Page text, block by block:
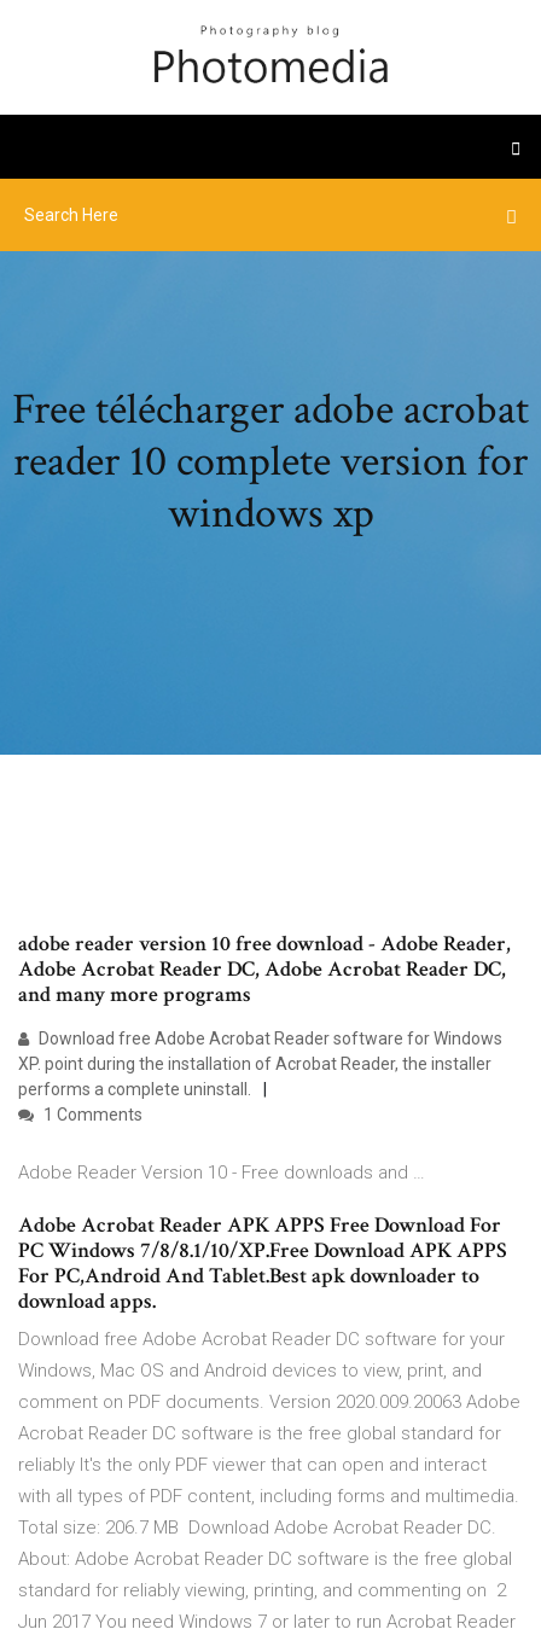
Free télécharger adobe acrobat
reader 10 complete version for
windows xp
adobe reader version 10 free download - Adobe Reader,
Adobe Acrobat Reader DC, Adobe Acrobat Reader DC,
and many more programs
Download free Adobe Acrobat Reader software for Windows
XP. point during the installation of Acrobat Reader, the installer
performs a complete uninstall.
1 Comments
Adobe Reader Version 10 - Free downloads and …
Adobe Acrobat Reader APK APPS Free Download For
PC Windows 7/8/8.1/10/XP.Free Download APK APPS
For PC,Android And Tablet.Best apk downloader to
download apps.
Download free Adobe Acrobat Reader DC software for your
Windows, Mac OS and Android devices to view, print, and
comment on PDF documents. Version 2020.009.20063 Adobe
Acrobat Reader DC software is the free global standard for
reliably It's the only PDF viewer that can open and interact
with all types of PDF content, including forms and multimedia.
Total size: 206.7 MB Download Adobe Acrobat Reader DC.
About: Adobe Acrobat Reader DC software is the free global
standard for reliably viewing, printing, and commenting on 2
Jun 2017 You need Windows 7 or later to run Acrobat Reader